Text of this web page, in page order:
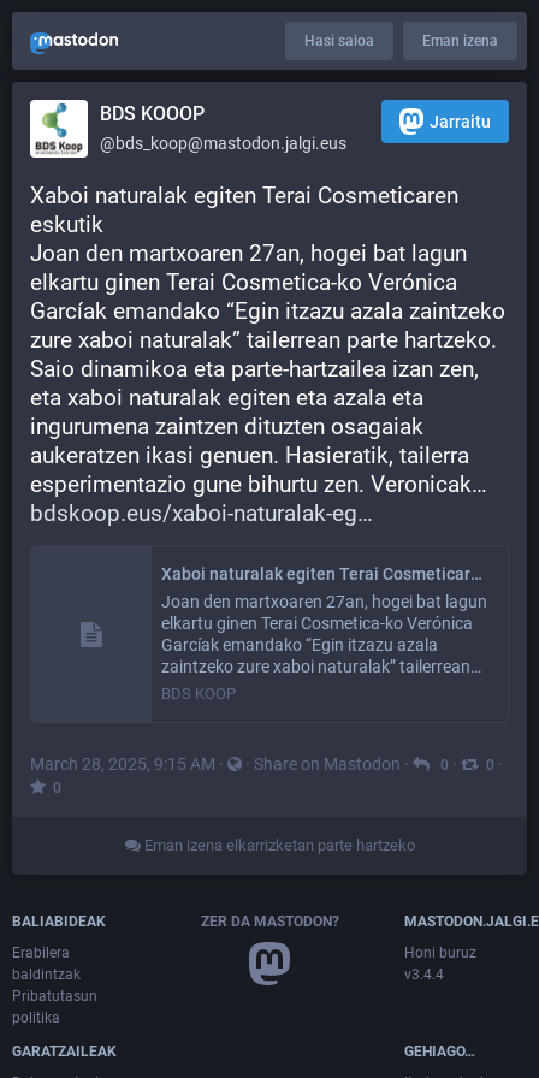
Hasi saioa Eman izena
BDS KOOOP
@bds_koop@mastodon.jalgi.eus
Jarraitu
Xaboi naturalak egiten Terai Cosmeticaren
eskutik
Joan den martxoaren 27an, hogei bat lagun
elkartu ginen Terai Cosmetica-ko Verónica
Garcíak emandako “Egin itzazu azala zaintzeko
zure xaboi naturalak” tailerrean parte hartzeko.
Saio dinamikoa eta parte-hartzailea izan zen,
eta xaboi naturalak egiten eta azala eta
ingurumena zaintzen dituzten osagaiak
aukeratzen ikasi genuen. Hasieratik, tailerra
esperimentazio gune bihurtu zen. Veronicak…
bdskoop.eus/xaboi-naturalak-eg
Xaboi naturalak egiten Terai Cosmeticaren eskutik - BDS KOOP
Joan den martxoaren 27an, hogei bat lagun
elkartu ginen Terai Cosmetica-ko Verónica
Garcíak emandako “Egin itzazu azala
zaintzeko zure xaboi naturalak” tailerrean…
BDS KOOP
March 28, 2025, 9:15 AM · · Share on Mastodon · 0 · 0 ·
0
Eman izena elkarrizketan parte hartzeko
BALIABIDEAK
Erabilera
baldintzak
Pribatutasun
politika
GARATZAILEAK
ZER DA MASTODON?
Honi buruz
v3.4.4
GEHIAGO…